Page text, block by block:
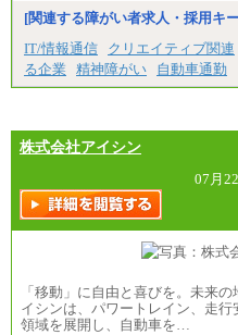
※試用期間中の
中途：
■正社員採用■
＜総合職＞
大学院博士 ：
高専・短大：
＜一般職＞
大学(学部・院)
円～
高専・短大：
※試用期間中の条
[関連する障がい者求人・採用キ
IT/情報通信
クリエイティブ関連
る企業
精神障がい 自動車通勤
株式会社アイシン
07月
「移動」に自由と喜びを。未来
イシンは、パワートレイン、走
領域を展開し、自動車を…